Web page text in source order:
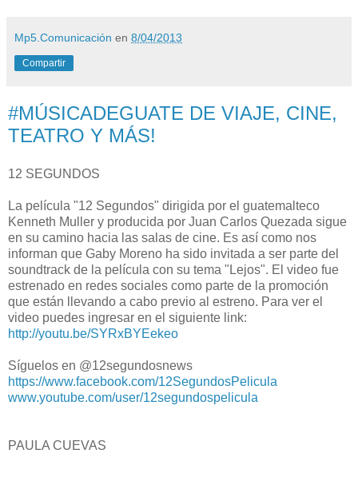
Mp5.Comunicación en 8/04/2013
Compartir
#MÚSICADEGUATE DE VIAJE, CINE,
TEATRO Y MÁS!
12 SEGUNDOS
La película "12 Segundos" dirigida por el guatemalteco
Kenneth Muller y producida por Juan Carlos Quezada sigue
en su camino hacia las salas de cine. Es así como nos
informan que Gaby Moreno ha sido invitada a ser parte del
soundtrack de la película con su tema "Lejos". El video fue
estrenado en redes sociales como parte de la promoción
que están llevando a cabo previo al estreno. Para ver el
video puedes ingresar en el siguiente link:
http://youtu.be/SYRxBYEekeo
Síguelos en @12segundosnews
https://www.facebook.com/12SegundosPelicula
www.youtube.com/user/12segundospelicula
PAULA CUEVAS